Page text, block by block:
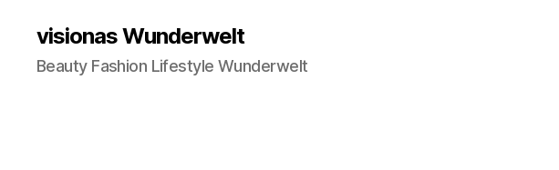
visionas Wunderwelt
Beauty Fashion Lifestyle Wunderwelt